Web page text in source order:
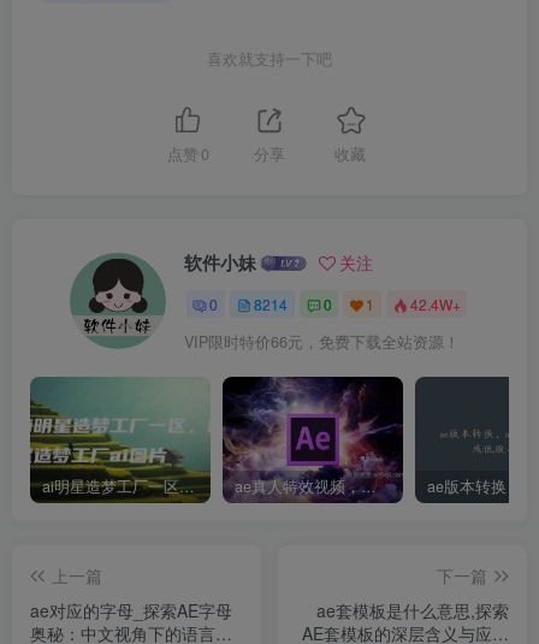
喜欢就支持一下吧
点赞 0 分享 收藏
软件小妹 关注
0 8214 0 1 42.4W+
VIP限时特价66元，免费下载全站资源！
ai明星造梦工厂一区，明星造梦工厂ai图片 ae真人特效视频，大学生第一次做ppt怎么做
上一篇
ae对应的字母_探索AE字母
奥秘：中文视角下的语言与
下一篇
ae套模板是什么意思,探索
AE套模板的深层含义与应用